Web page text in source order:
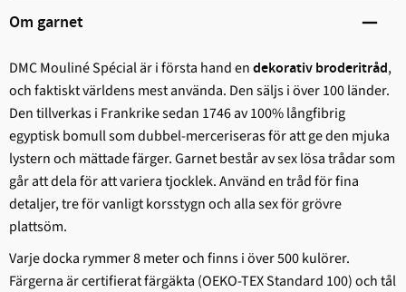
Om garnet
DMC Mouliné Spécial är i första hand endekorativ broderitråd,
och faktiskt världens mest använda. Den säljs i över 100 länder.
Den tillverkas i Frankrike sedan 1746 av 100% långfibrig
egyptisk bomull som dubbel-merceriseras för att ge den mjuka
lystern och mättade färger. Garnet består av sex lösa trådar som
går att dela för att variera tjocklek. Använd en tråd för fina
detaljer, tre för vanligt korsstygn och alla sex för grövre
plattsöm.
Varje docka rymmer 8 meter och finns i över 500 kulörer.
Färgerna är certifierat färgäkta (OEKO-TEX Standard 100) och tål